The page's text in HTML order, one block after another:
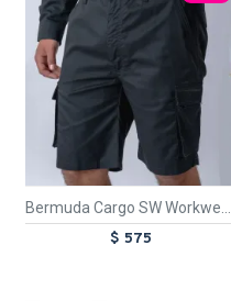
Bermuda Cargo SW Workwear Mix Negro
$ 575